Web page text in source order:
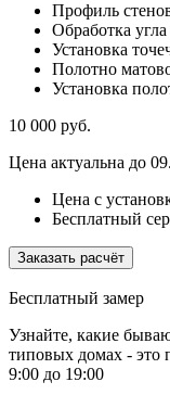
Профиль
Обработка
Установка
Полотно
Установка
10 000 руб.
Цена актуальна до
Цена с
Бесплатный
Заказать расчёт
Бесплатный замер
Узнайте, какие
типовых домах - это
9:00 до 19:00